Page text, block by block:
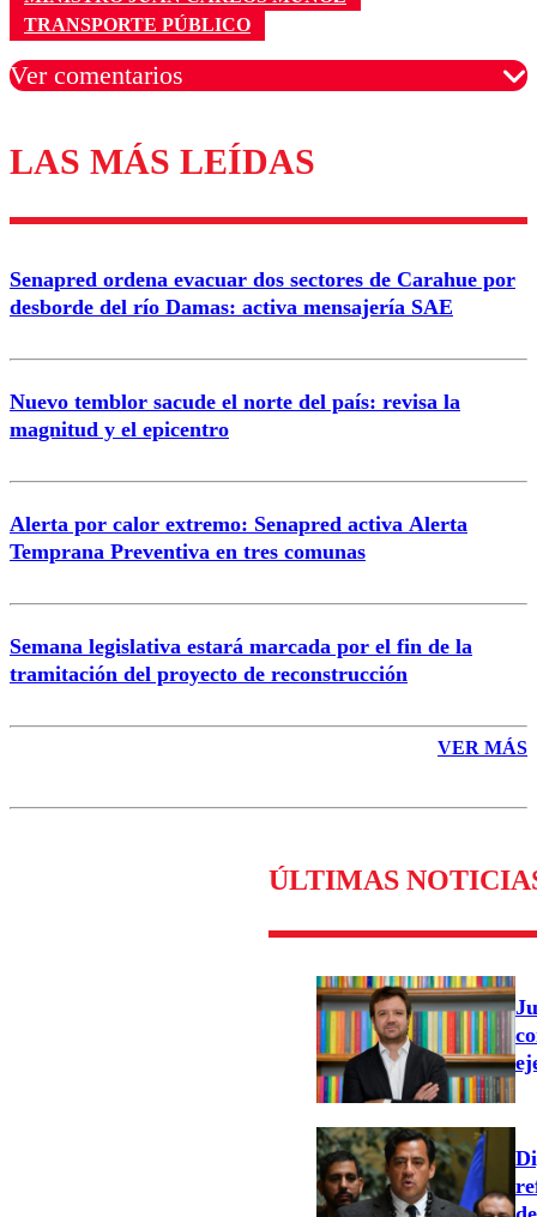
TRANSPORTE PÚBLICO
Ver comentarios
Los comentarios son moderados para garantizar un
diálogo respetuoso.
Nombre
Correo
LAS MÁS LEÍDAS
Senapred ordena evacuar dos sectores de Carahue por
desborde del río Damas: activa mensajería SAE
Nuevo temblor sacude el norte del país: revisa la
magnitud y el epicentro
Alerta por calor extremo: Senapred activa Alerta
Temprana Preventiva en tres comunas
Semana legislativa estará marcada por el fin de la
tramitación del proyecto de reconstrucción
VER MÁS
ÚLTIMAS